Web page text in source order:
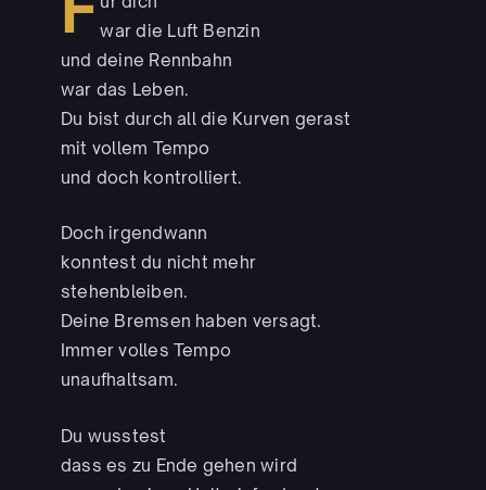
war die Luft Benzin
und deine Rennbahn
war das Leben.
Du bist durch all die Kurven gerast
mit vollem Tempo
und doch kontrolliert.
Doch irgendwann
konntest du nicht mehr
stehenbleiben.
Deine Bremsen haben versagt.
Immer volles Tempo
unaufhaltsam.
Du wusstest
dass es zu Ende gehen wird